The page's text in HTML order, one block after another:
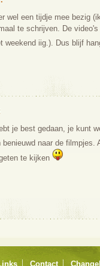
wel een tijdje mee bezig
te schrijven. De
weekend iig.). Dus blijf
je best gedaan, je kunt
benieuwd naar de
te kijken
Contact